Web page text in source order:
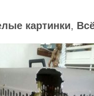
картинки,